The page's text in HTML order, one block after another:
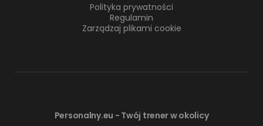
Polityka prywatności
Regulamin
Zarządzaj plikami cookie
Personalny.eu - Twój trener w okolicy